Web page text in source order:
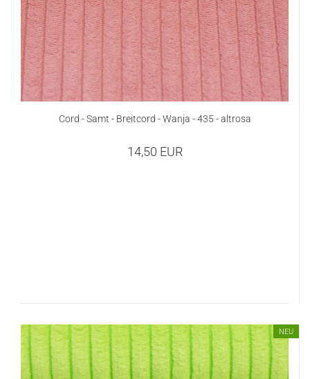
Cord - Samt - Breitcord - Wanja - 435 - altrosa
14,50 EUR
NEU